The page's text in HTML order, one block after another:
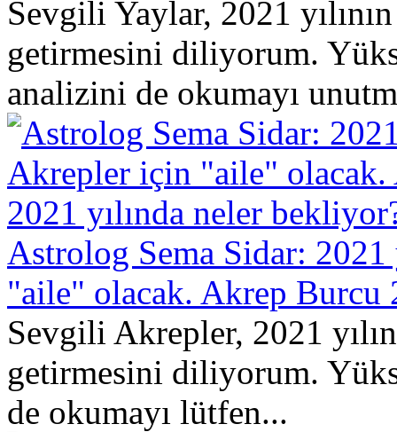
Sevgili Yaylar, 2021
getirmesini diliyorum.
analizini de okumayı
Astrolog Sema Sidar: 2021
"aile" olacak. Akrep Burcu
Sevgili Akrepler, 2021
getirmesini diliyorum.
de okumayı lütfen...